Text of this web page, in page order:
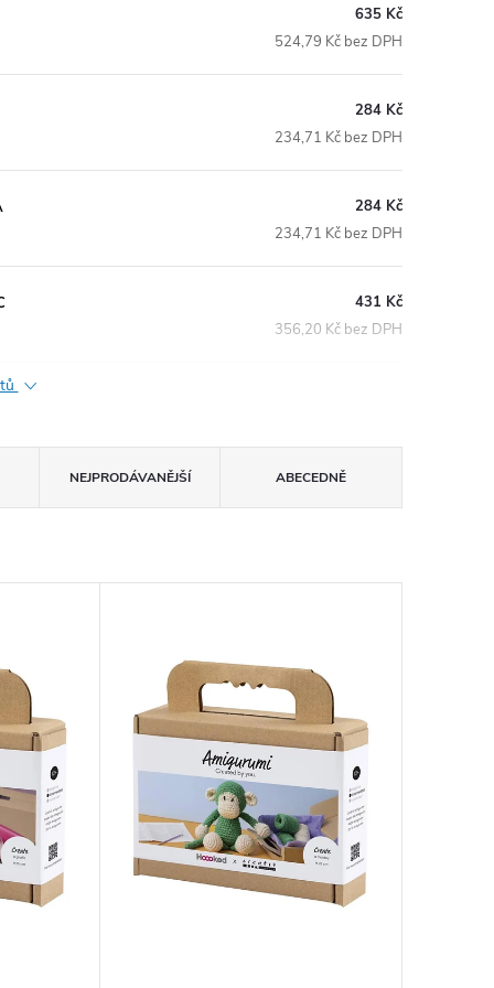
635 Kč
524,79 Kč bez DPH
284 Kč
234,71 Kč bez DPH
284 Kč
234,71 Kč bez DPH
431 Kč
356,20 Kč bez DPH
NEJPRODÁVANĚJŠÍ ABECEDNĚ